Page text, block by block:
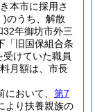
本市に採用さ
)のうち、解散
32年御坊市外三
「旧国保組合条
けていた職員
月額は、市長
おいて、 第7
より扶養親族の